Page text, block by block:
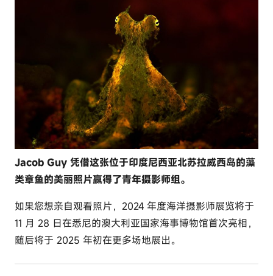
Jacob Guy 凭借这张位于印度尼西亚北苏拉威西岛的藻
类章鱼的美丽照片赢得了青年摄影师组。
如果您想亲自观看照片，2024 年度海洋摄影师展览将于
11 月 28 日在悉尼的澳大利亚国家海事博物馆首次亮相，
随后将于 2025 年初在更多场地展出。